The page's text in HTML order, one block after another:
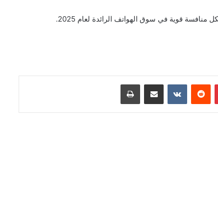
بينتيريست مشاركة عبر البريد طباعة